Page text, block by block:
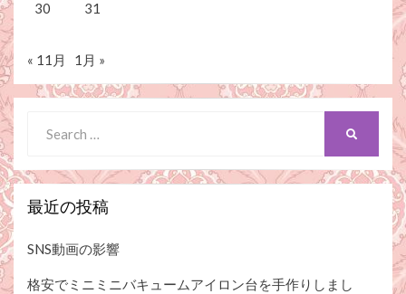
30 31
« 11月 1月 »
for:
SEARCH
最近の投稿
SNS動画の影響
格安でミニミニバキュームアイロン台を手作りしまし